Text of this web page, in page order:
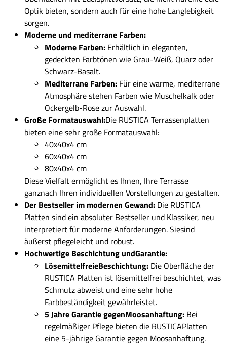
Optik bieten, sondern auch für eine hohe Langlebigkeit
sorgen.
Moderne und mediterrane Farben:
Moderne Farben: Erhältlich in eleganten,
gedeckten Farbtönen wie Grau-Weiß, Quarz oder
Schwarz-Basalt.
Mediterrane Farben: Für eine warme, mediterrane
Atmosphäre stehen Farben wie Muschelkalk oder
Ockergelb-Rose zur Auswahl.
Große Formatauswahl:Die RUSTICA Terrassenplatten
bieten eine sehr große Formatauswahl:
40x40x4 cm
60x40x4 cm
80x40x4 cm
Diese Vielfalt ermöglicht es Ihnen, Ihre Terrasse
ganznach Ihren individuellen Vorstellungen zu gestalten.
Der Bestseller im modernen Gewand: Die RUSTICA
Platten sind ein absoluter Bestseller und Klassiker, neu
interpretiert für moderne Anforderungen. Siesind
äußerst pflegeleicht und robust.
Hochwertige Beschichtung undGarantie:
LösemittelfreieBeschichtung: Die Oberfläche der
RUSTICA Platten ist lösemittelfrei beschichtet, was
Schmutz abweist und eine sehr hohe
Farbbeständigkeit gewährleistet.
5 Jahre Garantie gegenMoosanhaftung: Bei
regelmäßiger Pflege bieten die RUSTICAPlatten
eine 5-jährige Garantie gegen Moosanhaftung.